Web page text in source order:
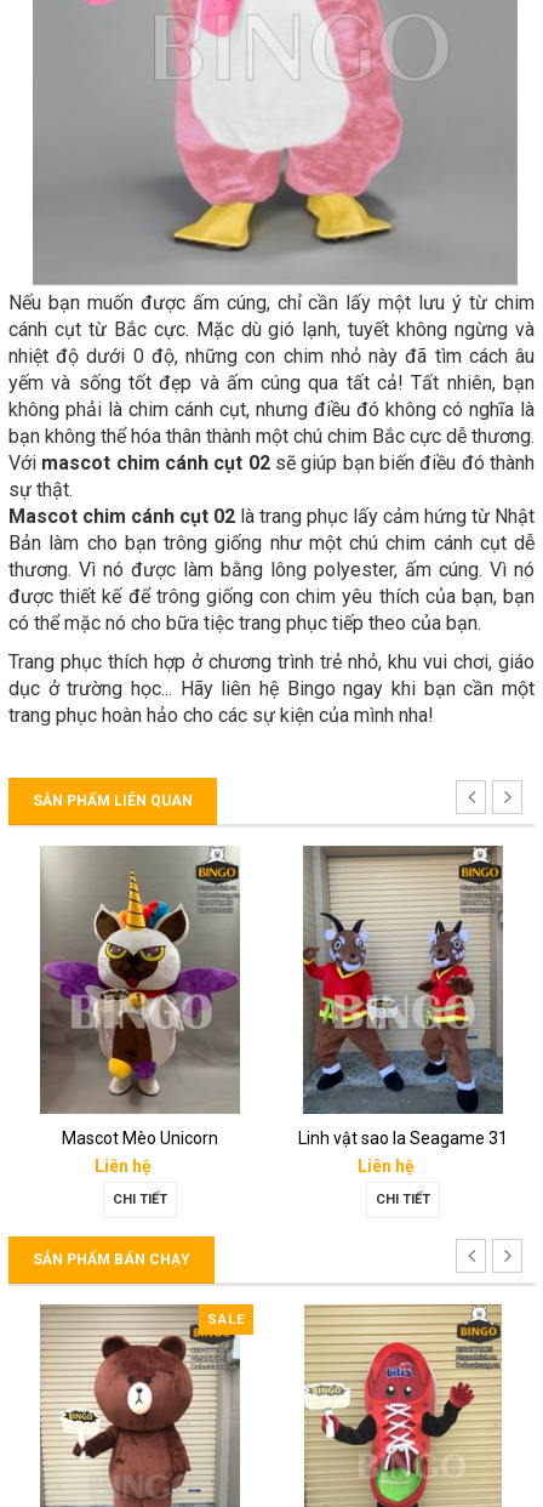
Nếu bạn muốn được ấm cúng, chỉ cần lấy một lưu ý từ chim
cánh cụt từ Bắc cực. Mặc dù gió lạnh, tuyết không ngừng và
nhiệt độ dưới 0 độ, những con chim nhỏ này đã tìm cách âu
yếm và sống tốt đẹp và ấm cúng qua tất cả! Tất nhiên, bạn
không phải là chim cánh cụt, nhưng điều đó không có nghĩa là
bạn không thể hóa thân thành một chú chim Bắc cực dễ thương.
Với mascot chim cánh cụt 02 sẽ giúp bạn biến điều đó thành
sự thật.
Mascot chim cánh cụt 02 là trang phục lấy cảm hứng từ Nhật
Bản làm cho bạn trông giống như một chú chim cánh cụt dễ
thương. Vì nó được làm bằng lông polyester, ấm cúng. Vì nó
được thiết kế để trông giống con chim yêu thích của bạn, bạn
có thể mặc nó cho bữa tiệc trang phục tiếp theo của bạn.
Trang phục thích hợp ở chương trình trẻ nhỏ, khu vui chơi, giáo
dục ở trường học... Hãy liên hệ Bingo ngay khi bạn cần một
trang phục hoàn hảo cho các sự kiện của mình nha!
SẢN PHẨM LIÊN QUAN
Mascot Mèo Unicorn
Liên hệ
CHI TIẾT
Linh vật sao la Seagame 31
Liên hệ
CHI TIẾT
SẢN PHẨM BÁN CHẠY
SALE